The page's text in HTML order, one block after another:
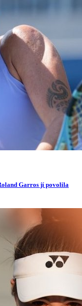
Garros jí povolila